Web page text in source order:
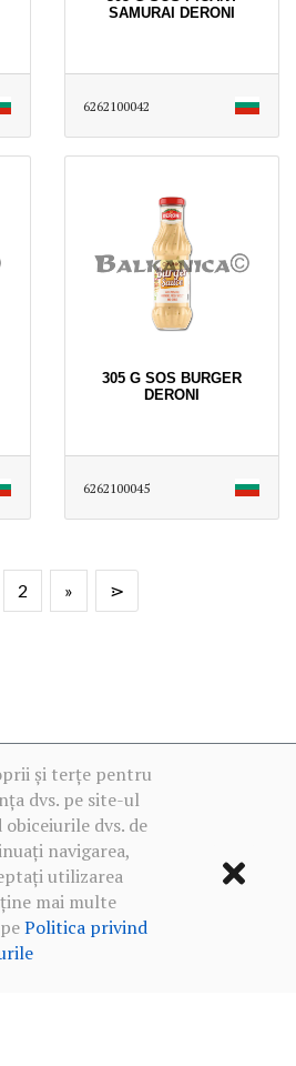
SAMURAI DERONI
6262100042
305 G SOS BURGER
DERONI
6262100045
2 » ⋗
și terțe pentru
dvs. pe site-ul
dvs. de
navigarea,
utilizarea
mai multe
Politica privind